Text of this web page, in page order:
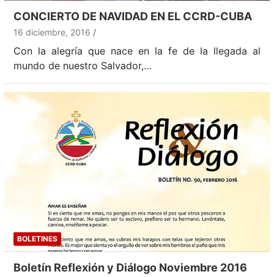
CONCIERTO DE NAVIDAD EN EL CCRD-CUBA
16 diciembre, 2016
Con la alegría que nace en la fe de la llegada al
mundo de nuestro Salvador,…
BOLETINES
Boletín Reflexión y Diálogo Noviembre 2016